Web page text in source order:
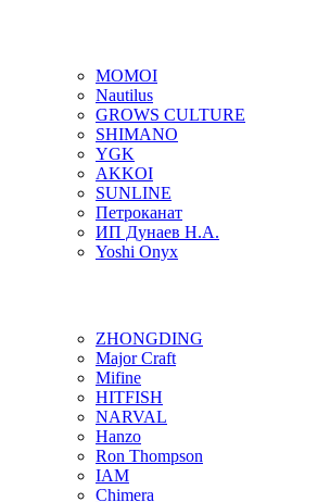
MOMOI
Nautilus
GROWS CULTURE
SHIMANO
YGK
AKKOI
SUNLINE
Петроканат
ИП Дунаев Н.А.
Yoshi Onyx
ZHONGDING
Major Craft
Mifine
HITFISH
NARVAL
Hanzo
Ron Thompson
IAM
Chimera